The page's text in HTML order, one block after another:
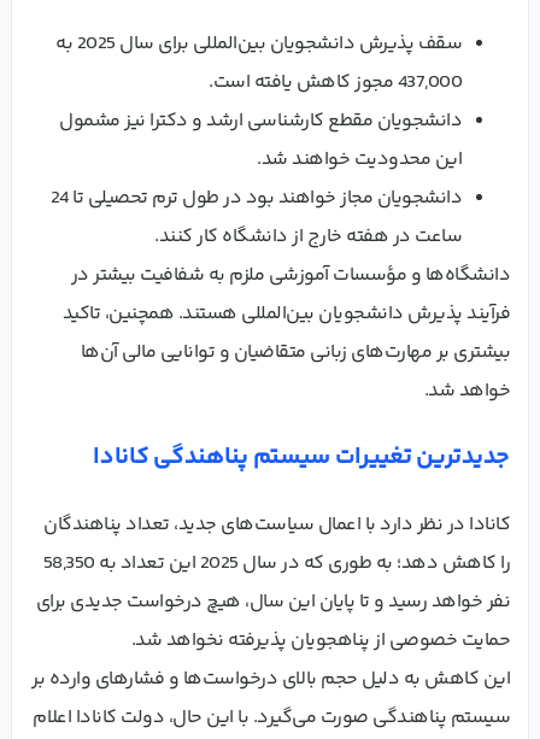
سقف پذیرش دانشجویان بین‌المللی برای سال 2025 به
437,000 مجوز کاهش یافته است.
دانشجویان مقطع کارشناسی ارشد و دکترا نیز مشمول
این محدودیت خواهند شد.
دانشجویان مجاز خواهند بود در طول ترم تحصیلی تا 24
ساعت در هفته خارج از دانشگاه کار کنند.
دانشگاه‌ها و مؤسسات آموزشی ملزم به شفافیت بیشتر در
فرآیند پذیرش دانشجویان بین‌المللی هستند. همچنین، تاکید
بیشتری بر مهارت‌های زبانی متقاضیان و توانایی مالی آن‌ها
خواهد شد.
جدیدترین تغییرات سیستم پناهندگی کانادا
کانادا در نظر دارد با اعمال سیاست‌های جدید، تعداد پناهندگان
را کاهش دهد؛ به طوری که در سال 2025 این تعداد به 58,350
نفر خواهد رسید و تا پایان این سال، هیچ درخواست جدیدی برای
حمایت خصوصی از پناهجویان پذیرفته نخواهد شد.
این کاهش به دلیل حجم بالای درخواست‌ها و فشارهای وارده بر
سیستم پناهندگی صورت می‌گیرد. با این حال، دولت کانادا اعلام